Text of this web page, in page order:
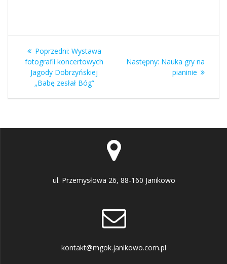
Nawigacja
wpisu
Poprzedni: Poprzedni
wpis:
Wystawa
fotografii koncertowych
Jagody Dobrzyńskiej
„Babę zesłał Bóg”
Następny: Następny
wpis:
Nauka gry na
pianinie
ul. Przemysłowa 26, 88-160 Janikowo
kontakt@mgok.janikowo.com.pl